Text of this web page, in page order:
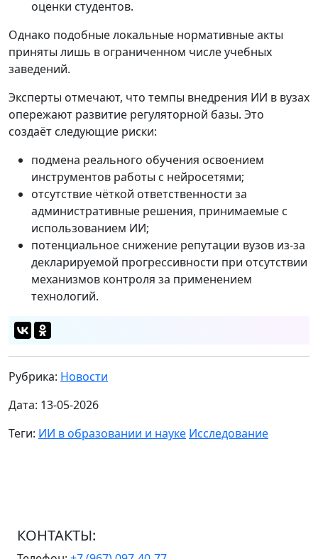
оценки студентов.
Однако подобные локальные нормативные акты
приняты лишь в ограниченном числе учебных
заведений.
Эксперты отмечают, что темпы внедрения ИИ в вузах
опережают развитие регуляторной базы. Это
создаёт следующие риски:
подмена реального обучения освоением
инструментов работы с нейросетями;
отсутствие чёткой ответственности за
административные решения, принимаемые с
использованием ИИ;
потенциальное снижение репутации вузов из‑за
декларируемой прогрессивности при отсутствии
механизмов контроля за применением
технологий.
Рубрика: Новости
Дата: 13-05-2026
Теги: ИИ в образовании и науке Исследование
КОНТАКТЫ: